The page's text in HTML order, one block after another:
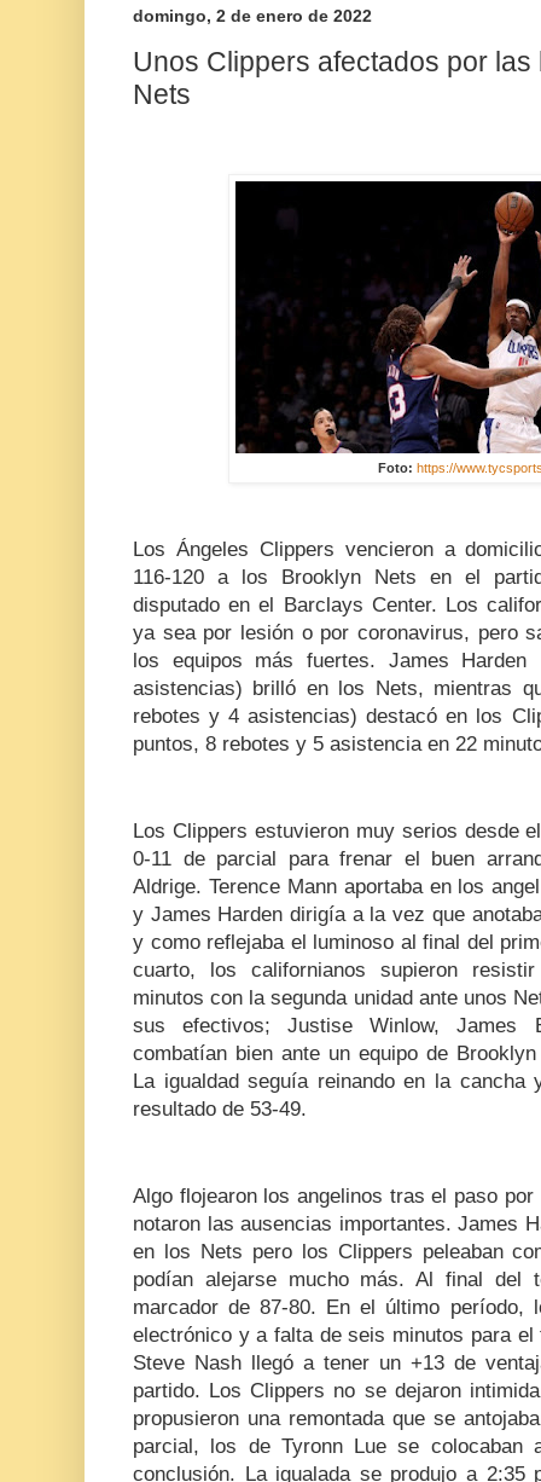
domingo, 2 de enero de 2022
Unos Clippers afectados por
Nets
Foto: https://
Los Ángeles Clippers vencieron a
116-120 a los Brooklyn Nets en el
disputado en el Barclays Center. Los
ya sea por lesión o por coronavirus, pero
los equipos más fuertes. James
asistencias) brilló en los Nets, mientras
rebotes y 4 asistencias) destacó en los
puntos, 8 rebotes y 5 asistencia en 22
Los Clippers estuvieron muy serios desde
0-11 de parcial para frenar el buen
Aldrige. Terence Mann aportaba en los
y James Harden dirigía a la vez que
y como reflejaba el luminoso al final del
cuarto, los californianos supieron
minutos con la segunda unidad ante unos
sus efectivos; Justise Winlow, James
combatían bien ante un equipo de
La igualdad seguía reinando en la
resultado de 53-49.
Algo flojearon los angelinos tras el paso
notaron las ausencias importantes. James
en los Nets pero los Clippers peleaban
podían alejarse mucho más. Al final del
marcador de 87-80. En el último período,
electrónico y a falta de seis minutos para
Steve Nash llegó a tener un +13 de
partido. Los Clippers no se dejaron
propusieron una remontada que se
parcial, los de Tyronn Lue se
conclusión. La igualada se produjo a